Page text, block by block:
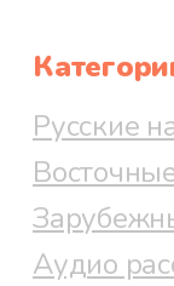
Русские
Аудио